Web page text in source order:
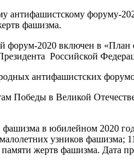
антифашистскому форуму-
фашизма.
2020 включен в «План
Российской
антифашистских
Победы в Великой
в юбилейном 2020
узников фашизма;
жертв фашизма. Дата